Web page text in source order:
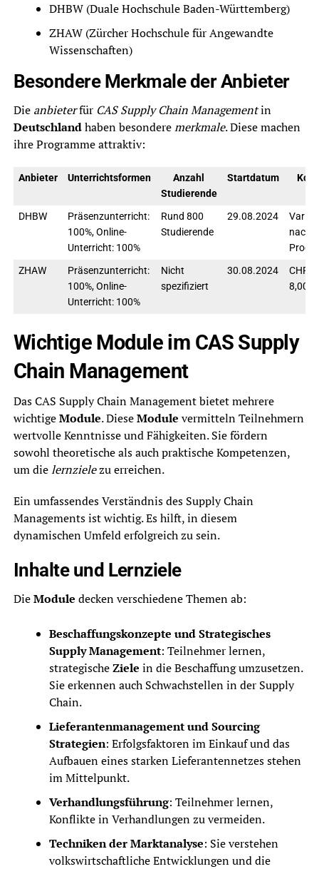
DHBW (Duale Hochschule Baden-Württemberg)
ZHAW (Zürcher Hochschule für Angewandte
Wissenschaften)
Besondere Merkmale der Anbieter
Die anbieterfür CAS Supply Chain Managementin
Deutschlandhaben besonderemerkmale. Diese machen
ihre Programme attraktiv:
Anbieter Unterrichtsformen
Anzahl
Studierende
Startdatum
DHBW
Präsenzunterricht:
100%, Online-
Unterricht: 100%
Rund 800
Studierende
29.08.2024
nach
ZHAW
Präsenzunterricht:
100%, Online-
Unterricht: 100%
Nicht
spezifiziert
30.08.2024
CHF
Wichtige Module im CAS Supply
Chain Management
Das CAS Supply Chain Management bietet mehrere
wichtigeModule. DieseModule vermitteln Teilnehmern
wertvolle Kenntnisse und Fähigkeiten. Sie fördern
sowohl theoretische als auch praktische Kompetenzen,
um dielernzielezu erreichen.
Ein umfassendes Verständnis des Supply Chain
Managements ist wichtig. Es hilft, in diesem
dynamischen Umfeld erfolgreich zu sein.
Inhalte und Lernziele
DieModule decken verschiedene Themen ab:
Beschaffungskonzepte und Strategisches
Supply Management: Teilnehmer lernen,
strategischeZiele in die Beschaffung umzusetzen.
Sie erkennen auch Schwachstellen in der Supply
Chain.
Lieferantenmanagement und Sourcing
Strategien: Erfolgsfaktoren im Einkauf und das
Aufbauen eines starken Lieferantennetzes stehen
im Mittelpunkt.
Verhandlungsführung: Teilnehmer lernen,
Konflikte in Verhandlungen zu vermeiden.
Techniken der Marktanalyse: Sie verstehen
volkswirtschaftliche Entwicklungen und die